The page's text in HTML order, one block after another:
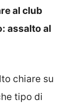
al club
assalto al
chiare su
tipo di